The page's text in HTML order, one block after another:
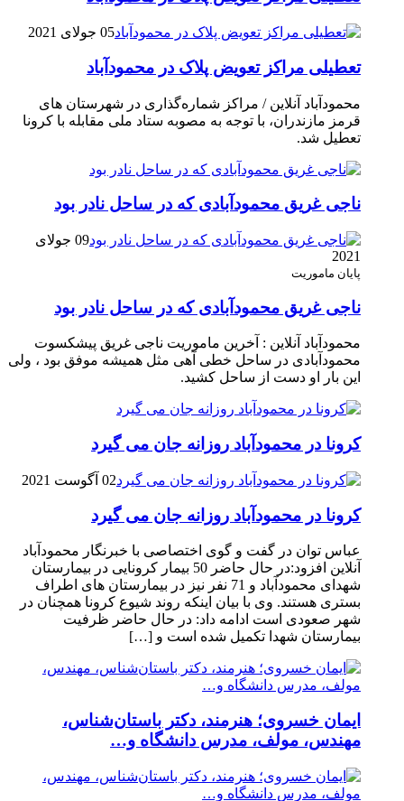
05 جولای 2021
تعطیلی مراکز تعویض پلاک در محمودآباد
محمودآباد آنلاین / مراکز شماره‌گذاری در شهر‌ستان های
قرمز مازندران، با توجه به مصوبه ستاد ملی مقابله با کرونا
تعطیل شد.
ناجی غریق محمودآبادی که در ساحل نادر بود
09 جولای
2021
پایان ماموریت
ناجی غریق محمودآبادی که در ساحل نادر بود
محمودآباد آنلاین : آخرین ماموریت ناجی غریق پیشکسوت
محمودآبادی در ساحل خطی آهی مثل همیشه موفق بود ، ولی
این بار او دست از ساحل کشید.
کرونا در محمودآباد روزانه جان می گیرد
02 آگوست 2021
کرونا در محمودآباد روزانه جان می گیرد
عباس توان در گفت و گوی اختصاصی با خبرنگار محمودآباد
آنلاین افزود:در حال حاضر 50 بیمار کرونایی در بیمارستان
شهدای محمودآباد و 71 نفر نیز در بیمارستان های اطراف
بستری هستند. وی با بیان اینکه روند شیوع کرونا همچنان در
شهر صعودی است ادامه داد: در حال حاضر ظرفیت
بیمارستان شهدا تکمیل شده است و […]
ایمان خسروی؛ هنرمند، دکتر باستان‌شناس،
مهندس، مولف، مدرس دانشگاه و…